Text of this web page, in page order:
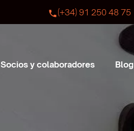
(+34) 91 250 48 75
Socios y colaboradores Blog